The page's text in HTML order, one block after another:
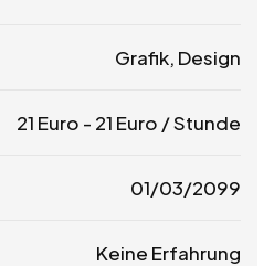
Grafik, Design
21 Euro - 21 Euro / Stunde
01/03/2099
Keine Erfahrung